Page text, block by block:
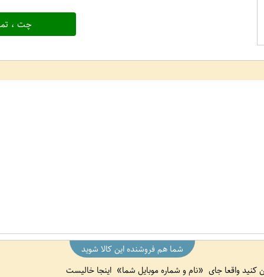
چت ،
شما هم فروشنده این کالا شوید
کنید واقعا جای
نام و شماره موبایل شما اینجا خالیست